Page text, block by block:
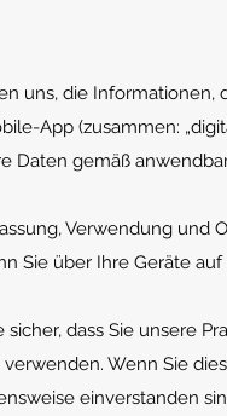
uns, die Informationen,
App (zusammen:
Daten gemäß
Verwendung und
Sie über Ihre Geräte
dass Sie unsere
Wenn Sie
einverstanden